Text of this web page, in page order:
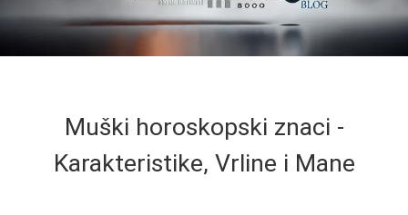
Muški horoskopski znaci -
Karakteristike, Vrline i Mane